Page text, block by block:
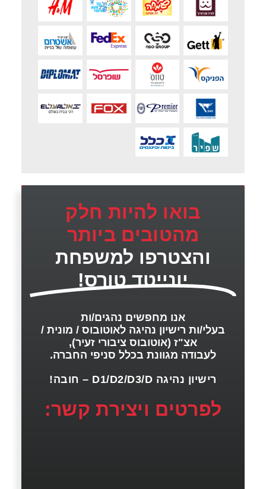
בואו להיות חלק
מהטובים ביותר
והצטרפו למשפחת
יונייטד טורס!
אנו מחפשים נהגים/ות
בעלי/ות רישיון נהיגה לאוטובוס / מונית /
אצ"ז (אוטובוס ציבורי זעיר),
לעבודה מגוונת בכלל סניפי החברה.
רישיון נהיגה D1/D2/D3/D – חובה!
לפרטים ויצירת קשר: